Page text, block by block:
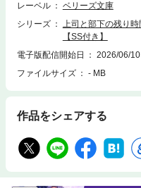
レーベル
ベリーズ文庫
シリーズ
上司と部下の残り
【SS付き】
電子版配信開始日
2026/06/10
ファイルサイズ
- MB
作品をシェアする